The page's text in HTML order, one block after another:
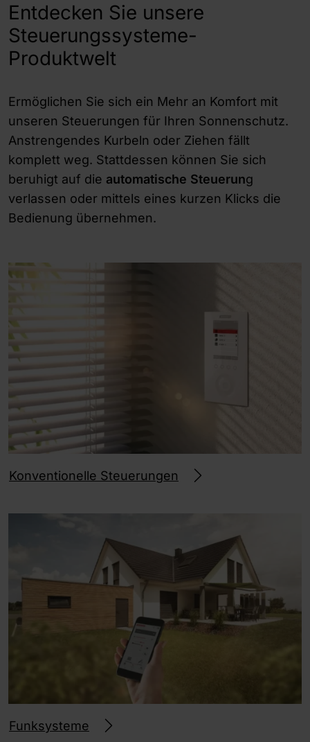
Entdecken Sie unsere
Steuerungssysteme-
Produktwelt
Ermöglichen Sie sich ein Mehr an Komfort mit
unseren Steuerungen für Ihren Sonnenschutz.
Anstrengendes Kurbeln oder Ziehen fällt
komplett weg. Stattdessen können Sie sich
beruhigt auf die automatische Steuerung
verlassen oder mittels eines kurzen Klicks die
Bedienung übernehmen.
Konventionelle Steuerungen
Funksysteme